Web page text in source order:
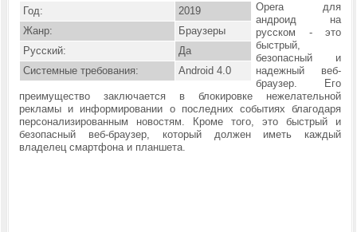
Год:
2019
Жанр:
Браузеры
Русский:
Да
Системные требования:
Android 4.0
Opera для
андроид на
русском - это
быстрый,
безопасный и
надежный веб-
браузер. Его
преимущество заключается в блокировке нежелательной
рекламы и информировании о последних событиях благодаря
персонализированным новостям. Кроме того,это быстрый и
безопасный веб-браузер, который должен иметь каждый
владелец смартфона и планшета.